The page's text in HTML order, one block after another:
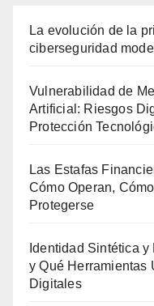
La evolución de la
ciberseguridad
Vulnerabilidad de
Artificial: Riesgos
Protección
Las Estafas
Cómo Operan,
Protegerse
Identidad Sintética
y Qué Herramientas
Digitales